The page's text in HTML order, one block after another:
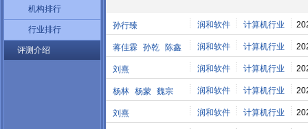
机构排行
行业排行
评测介绍
孙行臻 润和软件 计算机行业
蒋佳霖 孙乾 陈鑫 润和软件 计算机行业
刘熹 润和软件 计算机行业
杨林 杨蒙 魏宗 润和软件 计算机行业
刘熹 润和软件 计算机行业